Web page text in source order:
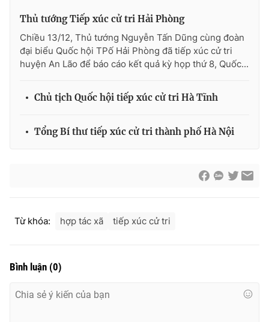
VTV4 Vươn mình bằng AI
VTV9 VTV8
Liên hệ tòa soạn English
Theo dõi báo trên
Cơ quan chủ quản:
Giấy phép hoạt động báo in và báo điện tử số 483/GP-BTTTT
Thủ tướng Tiếp xúc cử tri Hải Phòng
Chiều 13/12, Thủ tướng Nguyễn Tấn Dũng cùng đoàn
đại biểu Quốc hội TPố Hải Phòng đã tiếp xúc cử tri
huyện An Lão để báo cáo kết quả kỳ họp thứ 8, Quốc...
Chủ tịch Quốc hội tiếp xúc cử tri Hà Tĩnh
Tổng Bí thư tiếp xúc cử tri thành phố Hà Nội
Từ khóa: hợp tác xã tiếp xúc cử tri
Bình luận (0)